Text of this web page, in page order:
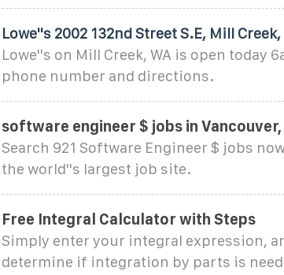
Lowe''s 2002 132nd Street S.E, Mill
Lowe''s on Mill Creek, WA is open today
phone number and directions.
software engineer $ jobs in Vancouver,
Search 921 Software Engineer $ jobs
the world''s largest job site.
Free Integral Calculator with Steps
Simply enter your integral expression,
determine if integration by parts is